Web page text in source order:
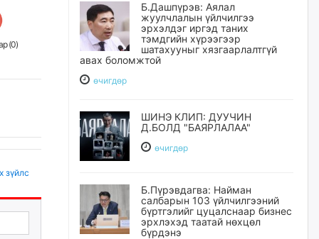
(0)
зүйлс
Б.Дашпүрэв: Аялал
жуулчлалын үйлчилгээ
эрхэлдэг иргэд таних
тэмдгийн хүрээгээр
шатахууныг хязгаарлалтгүй
авах боломжтой
өчигдѳр
ШИНЭ КЛИП: ДУУЧИН
Д.БОЛД "БАЯРЛАЛАА"
өчигдѳр
Б.Пүрэвдагва: Найман
салбарын 103 үйлчилгээний
бүртгэлийг цуцалснаар бизнес
эрхлэхэд таатай нөхцөл
бүрдэнэ